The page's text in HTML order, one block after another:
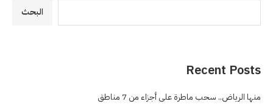
البحث
Recent Posts
منها الرياض.. سحب ماطرة على أجزاء من 7 مناطق